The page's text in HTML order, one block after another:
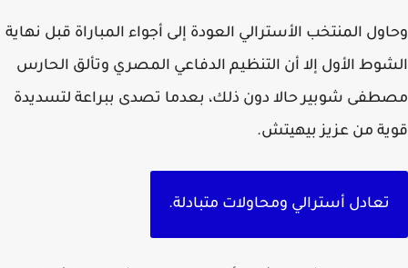
المنتخب الأسترالي العودة إلى أجواء المباراة قبل نهاية
الأول إلا أن التنظيم الدفاعي المصري وتألق الحارس
شوبير حالا دون ذلك، بعدما تصدى ببراعة لتسديدة
من عزيز بيهيتش.
تعادل أسترالي ومحاولات متبادلة.